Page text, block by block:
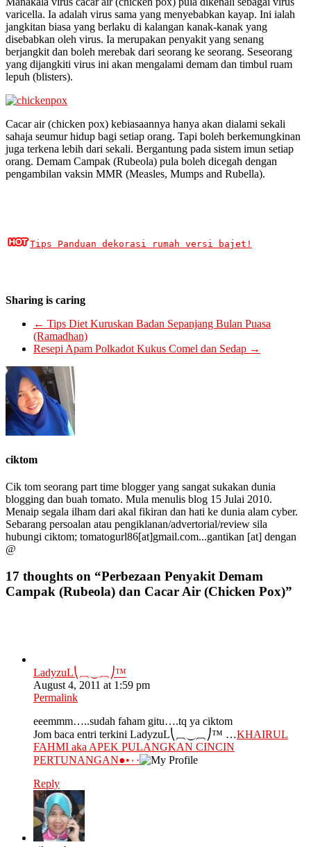
varicella. Ia adalah virus sama yang menyebabkan kayap. Ini ialah
jangkitan biasa yang berlaku di kalangan kanak-kanak yang
disebabkan oleh virus. Ia merupakan penyakit yang senang
berjangkit dan boleh merebak dari seorang ke seorang. Seseorang
yang dijangkiti virus ini akan mengalami demam dan timbul ruam
lepuh (blisters).
Cacar air (chicken pox) kebiasaannya hanya akan dialami sekali
sahaja seumur hidup bagi setiap orang. Tapi boleh berkemungkinan
juga terkena lebih dari sekali. Bergantung pada sistem imun setiap
orang. Demam Campak (Rubeola) pula boleh dicegah dengan
pengambilan vaksin MMR (Measles, Mumps and Rubella).
Tips Panduan dekorasi rumah versi bajet!
Sharing is caring
← Tips Diet Kuruskan Badan Sepanjang Bulan Puasa
(Ramadhan)
Resepi Apam Polkadot Kukus Comel dan Sedap →
ciktom
Cik tom seorang part time blogger yang sangat sukakan dunia
blogging dan buah tomato. Mula menulis blog 15 Julai 2010.
Menaip segala ilham dari akal fikiran dan hati ke dunia alam cyber.
Sebarang persoalan atau pengiklanan/advertorial/review sila
hubungi ciktom; tomatogurl86[at]gmail.com...gantikan [at] dengan
@
17 thoughts on “Perbezaan Penyakit Demam
Campak (Rubeola) dan Cacar Air (Chicken Pox)”
LadyzuL⎝⏠⏝⏠⎠™
August 4, 2011 at 1:59 pm
Permalink
eeemmm…..sudah faham gitu….tq ya ciktom
Jom baca entri terkini LadyzuL⎝⏠⏝⏠⎠™ …KHAIRUL
FAHMI aka APEK PULANGKAN CINCIN
PERTUNANGAN●•٠·
Reply